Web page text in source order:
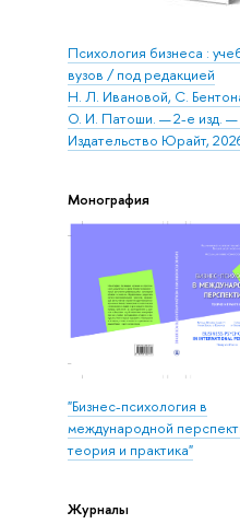
Психология бизнеса :
вузов / под редакцией
Н. Л. Ивановой, С.
О. И. Патоши. — 2-е изд. —
Издательство Юрайт,
Монография
"Бизнес-психология в
международной
теория и практика"
Журналы